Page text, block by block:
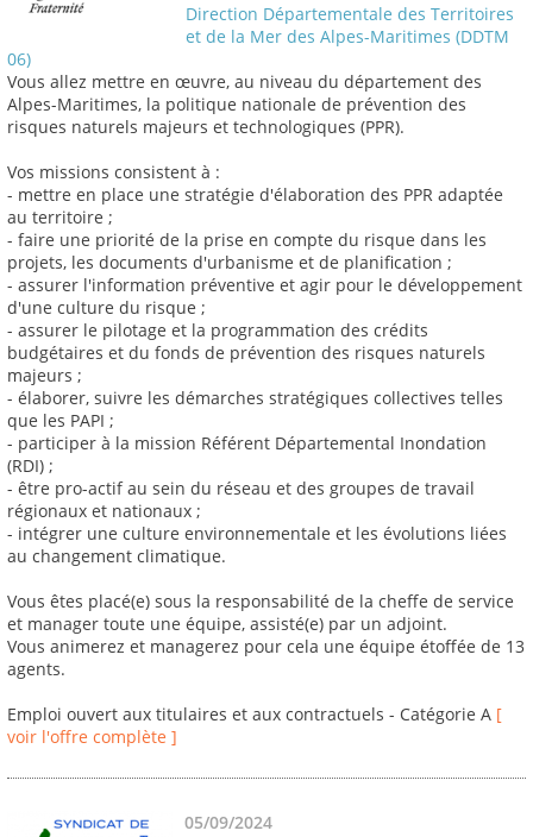
Direction Départementale des Territoires
et de la Mer des Alpes-Maritimes (DDTM
06)
Vous allez mettre en œuvre, au niveau du département des
Alpes-Maritimes, la politique nationale de prévention des
risques naturels majeurs et technologiques (PPR).
Vos missions consistent à :
- mettre en place une stratégie d'élaboration des PPR adaptée
au territoire ;
- faire une priorité de la prise en compte du risque dans les
projets, les documents d'urbanisme et de planification ;
- assurer l'information préventive et agir pour le développement
d'une culture du risque ;
- assurer le pilotage et la programmation des crédits
budgétaires et du fonds de prévention des risques naturels
majeurs ;
- élaborer, suivre les démarches stratégiques collectives telles
que les PAPI ;
- participer à la mission Référent Départemental Inondation
(RDI) ;
- être pro-actif au sein du réseau et des groupes de travail
régionaux et nationaux ;
- intégrer une culture environnementale et les évolutions liées
au changement climatique.
Vous êtes placé(e) sous la responsabilité de la cheffe de service
et manager toute une équipe, assisté(e) par un adjoint.
Vous animerez et managerez pour cela une équipe étoffée de 13
agents.
Emploi ouvert aux titulaires et aux contractuels - Catégorie A [
voir l'offre complète ]
05/09/2024